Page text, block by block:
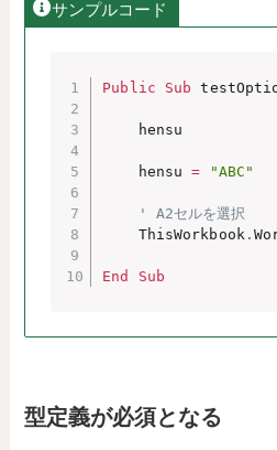
サンプルコード
Public Sub
    hensu
    hensu
= "ABC"
' A2セルを選択
    ThisWorkbook
.
End Sub
型定義が必須となる